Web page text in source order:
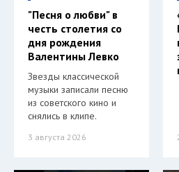
"Песня о любви" в
честь столетия со
дня рождения
Валентины Левко
Звезды классической
музыки записали песню
из советского кино и
снялись в клипе.
3 августа 2026